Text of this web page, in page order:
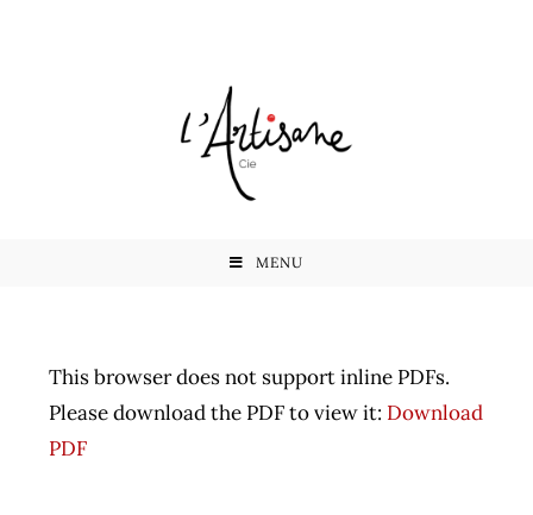
MENU
This browser does not support inline PDFs.
Please download the PDF to view it: Download
PDF